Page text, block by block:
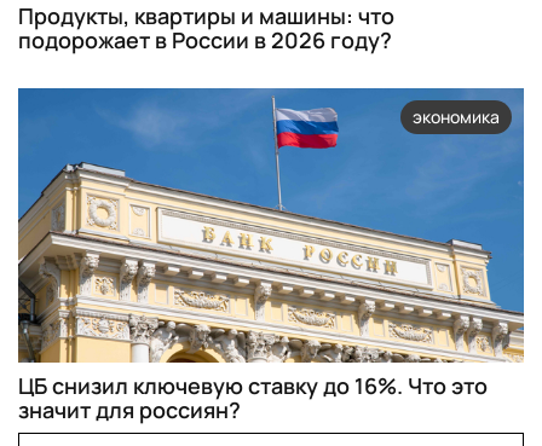
Продукты, квартиры и машины: что
подорожает в России в 2026 году?
экономика
ЦБ снизил ключевую ставку до 16%. Что это
значит для россиян?